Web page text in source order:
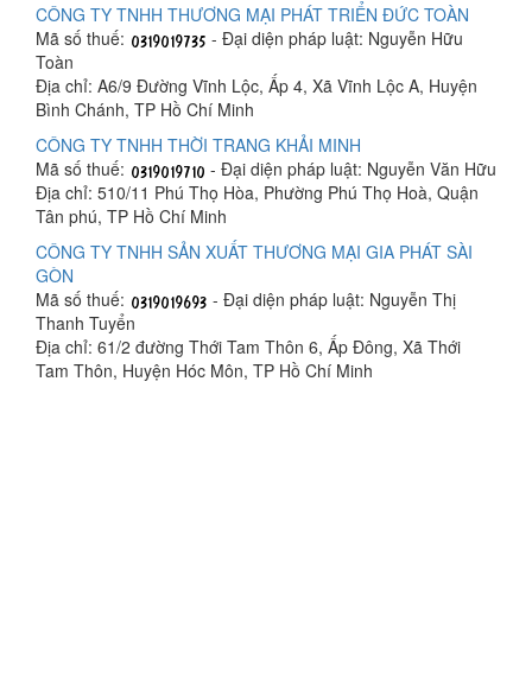
CÔNG TY TNHH THƯƠNG MẠI PHÁT TRIỂN ĐỨC TOÀN
Mã số thuế:
- Đại diện pháp luật: Nguyễn Hữu
Toàn
Địa chỉ: A6/9 Đường Vĩnh Lộc, Ấp 4, Xã Vĩnh Lộc A, Huyện
Bình Chánh, TP Hồ Chí Minh
CÔNG TY TNHH THỜI TRANG KHẢI MINH
Mã số thuế:
- Đại diện pháp luật: Nguyễn Văn Hữu
Địa chỉ: 510/11 Phú Thọ Hòa, Phường Phú Thọ Hoà, Quận
Tân phú, TP Hồ Chí Minh
CÔNG TY TNHH SẢN XUẤT THƯƠNG MẠI GIA PHÁT SÀI
GÒN
Mã số thuế:
- Đại diện pháp luật: Nguyễn Thị
Thanh Tuyển
Địa chỉ: 61/2 đường Thới Tam Thôn 6, Ấp Đông, Xã Thới
Tam Thôn, Huyện Hóc Môn, TP Hồ Chí Minh